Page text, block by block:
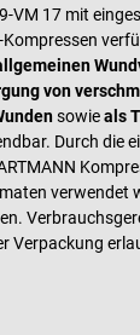
VM 17 mit
von
sowieals
Durch die
verwendet
Verpackung